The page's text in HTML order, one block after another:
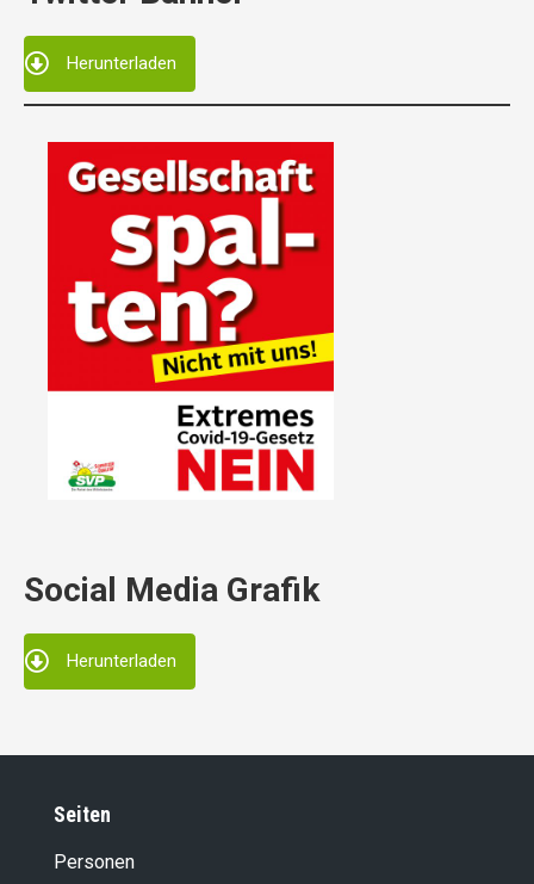
Herunterladen
Social Media Grafik
Herunterladen
Seiten
Personen